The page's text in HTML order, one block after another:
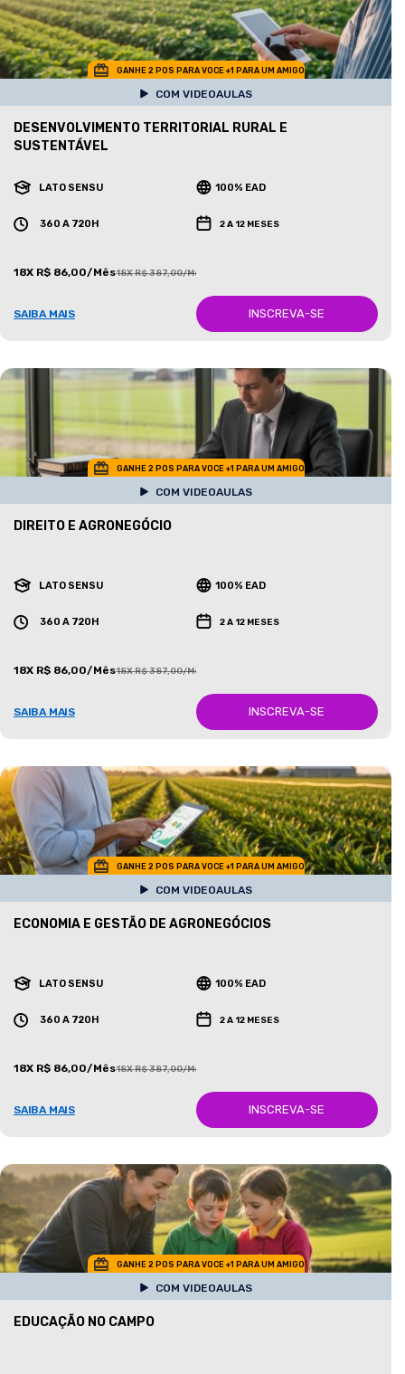
GANHE 2 POS PARA VOCE +1 PARA UM AMIGO
COM VIDEOAULAS
DESENVOLVIMENTO TERRITORIAL RURAL E
SUSTENTÁVEL
LATO SENSU 100% EAD
360 A 720H 2 A 12 MESES
18X R$ 86,00/Mês18X R$ 387,00/Mês
SAIBA MAIS INSCREVA-SE
GANHE 2 POS PARA VOCE +1 PARA UM AMIGO
COM VIDEOAULAS
DIREITO E AGRONEGÓCIO
LATO SENSU 100% EAD
360 A 720H 2 A 12 MESES
18X R$ 86,00/Mês18X R$ 387,00/Mês
SAIBA MAIS INSCREVA-SE
GANHE 2 POS PARA VOCE +1 PARA UM AMIGO
COM VIDEOAULAS
ECONOMIA E GESTÃO DE AGRONEGÓCIOS
LATO SENSU 100% EAD
360 A 720H 2 A 12 MESES
18X R$ 86,00/Mês18X R$ 387,00/Mês
SAIBA MAIS INSCREVA-SE
GANHE 2 POS PARA VOCE +1 PARA UM AMIGO
COM VIDEOAULAS
EDUCAÇÃO NO CAMPO